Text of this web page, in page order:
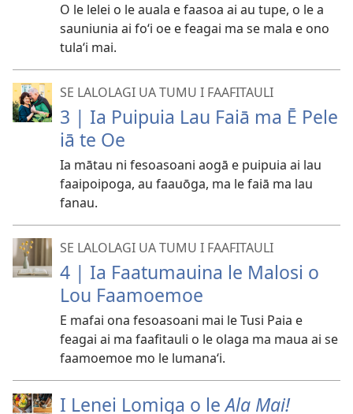
O le lelei o le auala e faasoa ai au tupe, o le a
sauniunia ai foʻi oe e feagai ma se mala e ono
tulaʻi mai.
SE LALOLAGI UA TUMU I FAAFITAULI
3 | Ia Puipuia Lau Faiā ma Ē Pele
iā te Oe
Ia mātau ni fesoasoani aogā e puipuia ai lau
faaipoipoga, au faauōga, ma le faiā ma lau
fanau.
SE LALOLAGI UA TUMU I FAAFITAULI
4 | Ia Faatumauina le Malosi o
Lou Faamoemoe
E mafai ona fesoasoani mai le Tusi Paia e
feagai ai ma faafitauli o le olaga ma maua ai se
faamoemoe mo le lumanaʻi.
I Lenei Lomiga o leAla Mai!